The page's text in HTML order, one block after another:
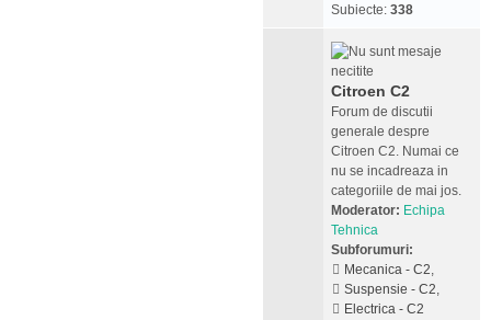
Subiecte: 338
Citroen C2
Forum de discutii
generale despre
Citroen C2. Numai ce
nu se incadreaza in
categoriile de mai jos.
Moderator: Echipa
Tehnica
Subforumuri:
Mecanica - C2,
Suspensie - C2,
Electrica - C2